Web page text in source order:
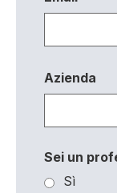
Azienda
Sei un
Sì